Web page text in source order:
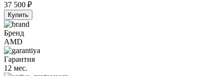
37 500 ₽
Купить
Бренд
AMD
Гарантия
12 мес.